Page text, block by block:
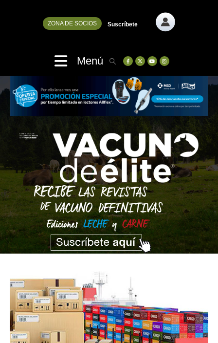
ZONA DE SOCIOS Suscríbete
Menú